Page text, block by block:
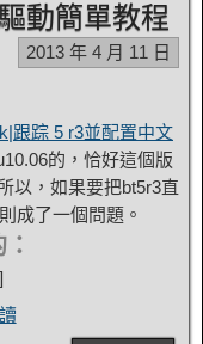
動簡單教程
2013 年 4 月 11 日
跟踪 5 r3並配置中文
的，恰好這個版
以，如果要把bt5r3直
成了一個問題。